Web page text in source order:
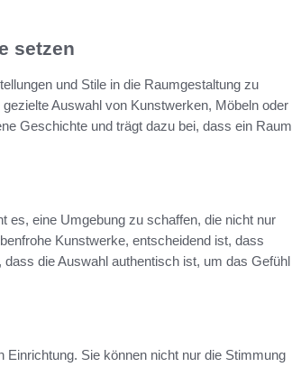
setzen
und Stile in die Raumgestaltung zu
Auswahl von Kunstwerken, Möbeln oder
Geschichte und trägt dazu bei, dass ein Raum
es, eine Umgebung zu schaffen, die nicht nur
Kunstwerke, entscheidend ist, dass
die Auswahl authentisch ist, um das Gefühl
Einrichtung. Sie können nicht nur die Stimmung